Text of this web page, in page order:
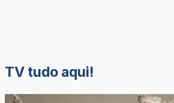
TV tudo aqui!